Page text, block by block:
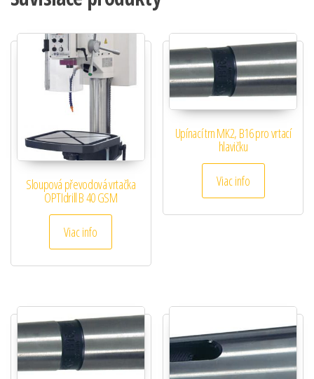
Sloupová převodová vrtačka
OPTIdrill B 40 GSM
Viac info
Upínací trn MK2, B16 pro vrtací
hlavičku
Viac info